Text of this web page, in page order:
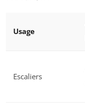
Usage
Escaliers